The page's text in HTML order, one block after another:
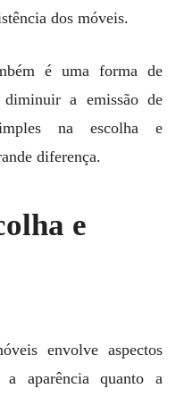
dos móveis.
é uma forma de
a emissão de
na escolha e
diferença.
e
envolve aspectos
a aparência quanto a